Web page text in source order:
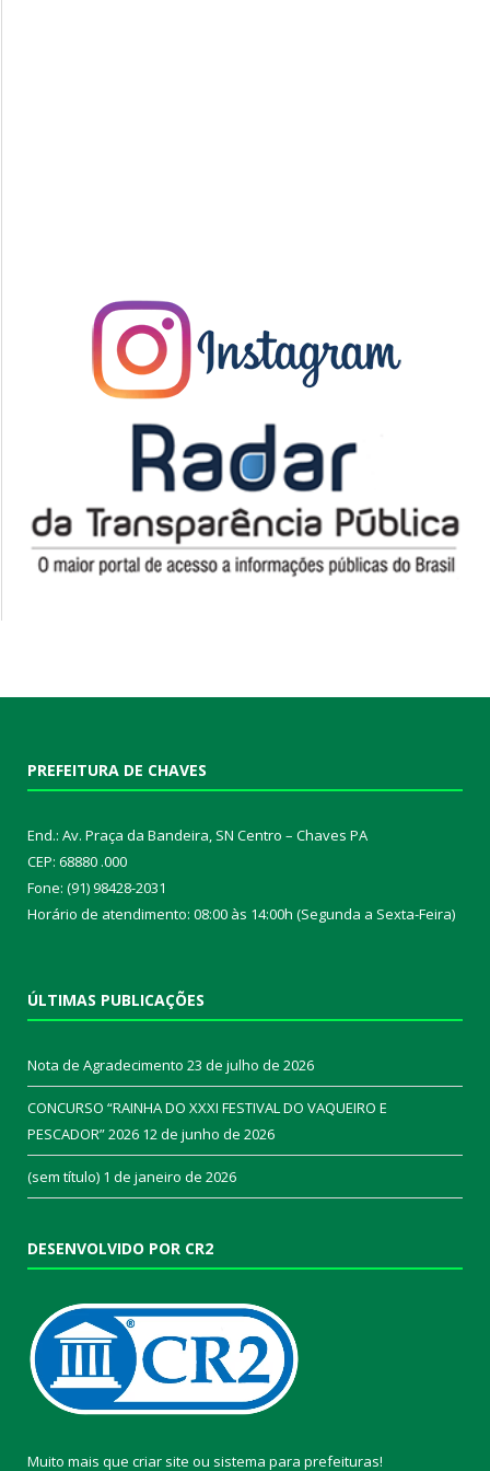
PREFEITURA DE CHAVES
End.: Av. Praça da Bandeira, SN Centro – Chaves PA
CEP: 68880 .000
Fone: (91) 98428-2031
Horário de atendimento: 08:00 às 14:00h (Segunda a Sexta-Feira)
ÚLTIMAS PUBLICAÇÕES
Nota de Agradecimento 23 de julho de 2026
CONCURSO “RAINHA DO XXXI FESTIVAL DO VAQUEIRO E
PESCADOR” 2026 12 de junho de 2026
(sem título) 1 de janeiro de 2026
DESENVOLVIDO POR CR2
Muito mais que criar site ou sistema para prefeituras!